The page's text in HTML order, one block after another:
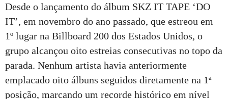
Desde o lançamento do álbum SKZ IT TAPE ‘DO
IT’, em novembro do ano passado, que estreou em
1º lugar na Billboard 200 dos Estados Unidos, o
grupo alcançou oito estreias consecutivas no topo da
parada. Nenhum artista havia anteriormente
emplacado oito álbuns seguidos diretamente na 1ª
posição, marcando um recorde histórico em nível